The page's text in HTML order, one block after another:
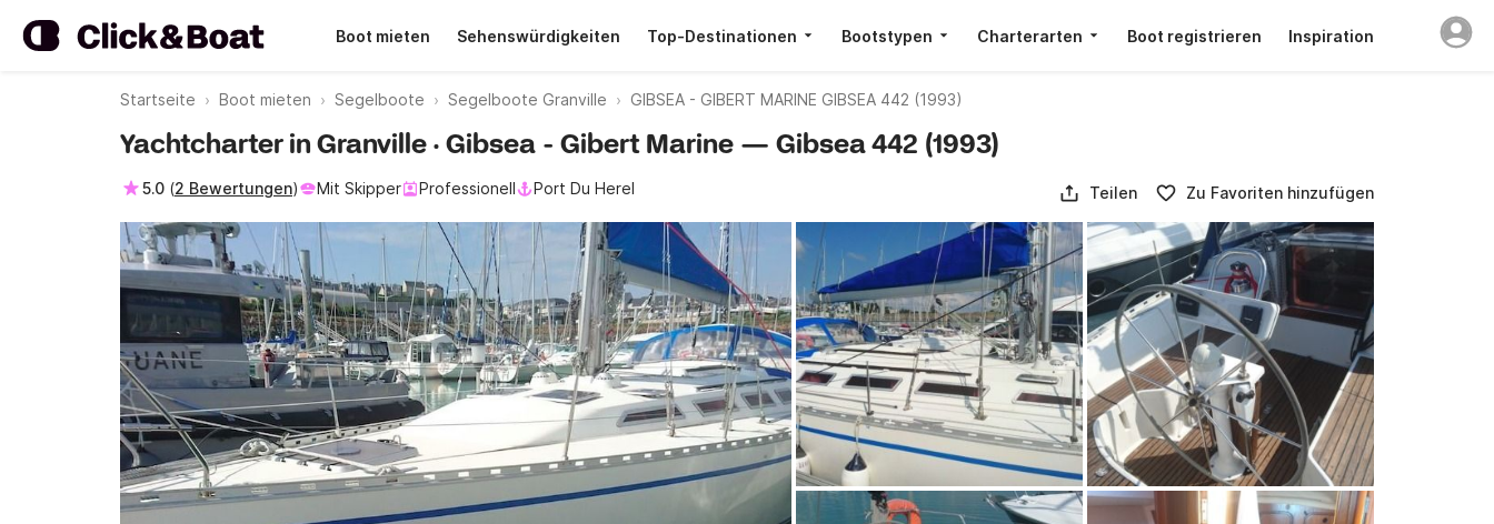
Boot mieten Sehenswürdigkeiten Top-Destinationen Bootstypen Charterarten Boot registrieren Inspiration
Startseite Boot mieten Segelboote Segelboote Granville GIBSEA - GIBERT MARINE GIBSEA 442 (1993)
Yachtcharter in Granville · Gibsea - Gibert Marine — Gibsea 442 (1993)
5.0 (2 Bewertungen) Mit Skipper Professionell Port Du Herel Teilen Zu Favoriten hinzufügen